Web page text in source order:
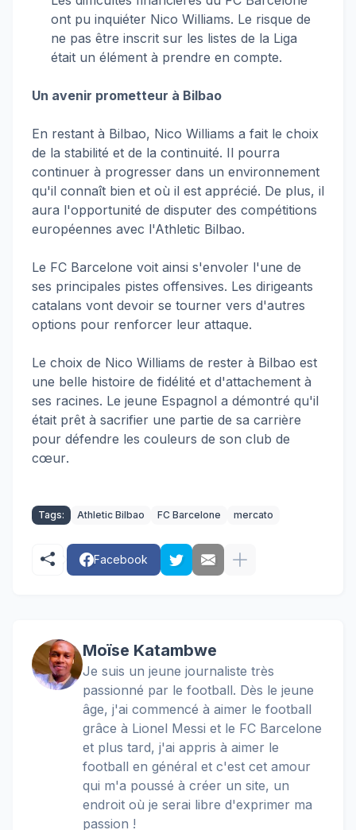
ont pu inquiéter Nico Williams. Le risque de
ne pas être inscrit sur les listes de la Liga
était un élément à prendre en compte.
Un avenir prometteur à Bilbao
En restant à Bilbao, Nico Williams a fait le choix
de la stabilité et de la continuité. Il pourra
continuer à progresser dans un environnement
qu'il connaît bien et où il est apprécié. De plus, il
aura l'opportunité de disputer des compétitions
européennes avec l'Athletic Bilbao.
Le FC Barcelone voit ainsi s'envoler l'une de
ses principales pistes offensives. Les dirigeants
catalans vont devoir se tourner vers d'autres
options pour renforcer leur attaque.
Le choix de Nico Williams de rester à Bilbao est
une belle histoire de fidélité et d'attachement à
ses racines. Le jeune Espagnol a démontré qu'il
était prêt à sacrifier une partie de sa carrière
pour défendre les couleurs de son club de
cœur.
Tags: Athletic Bilbao FC Barcelone mercato
Facebook
Moïse Katambwe
Je suis un jeune journaliste très
passionné par le football. Dès le jeune
âge, j'ai commencé à aimer le football
grâce à Lionel Messi et le FC Barcelone
et plus tard, j'ai appris à aimer le
football en général et c'est cet amour
qui m'a poussé à créer un site, un
endroit où je serai libre d'exprimer ma
passion !